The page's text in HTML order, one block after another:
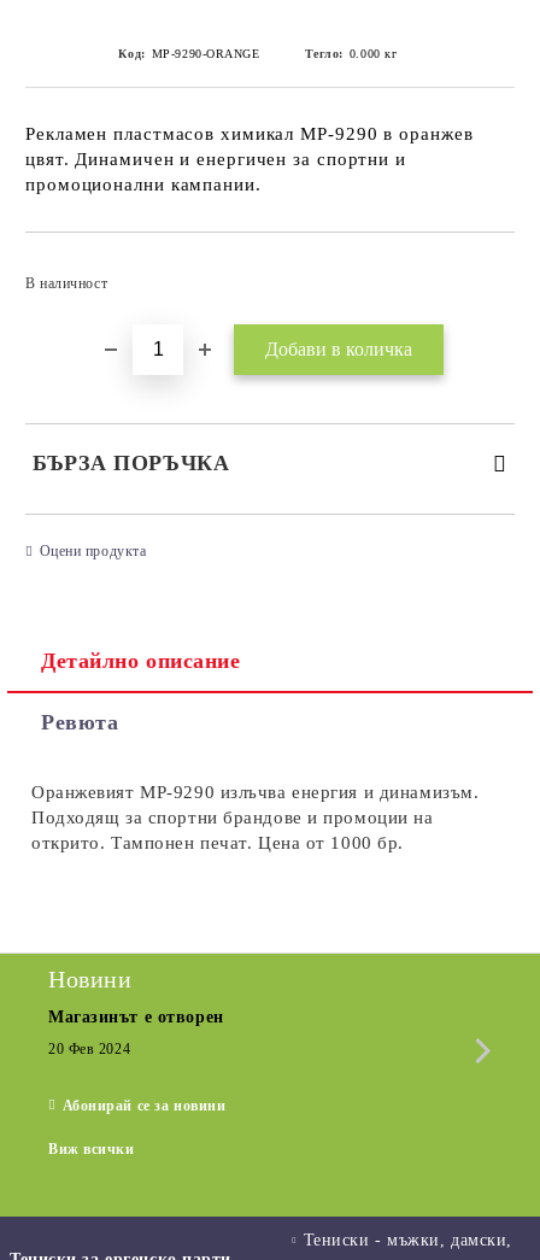
Код: MP-9290-ORANGE Тегло: 0.000 кг
Рекламен пластмасов химикал MP-9290 в оранжев
цвят. Динамичен и енергичен за спортни и
промоционални кампании.
В наличност
БЪРЗА ПОРЪЧКА
Оцени продукта
Детайлно описание
Ревюта
Оранжевият MP-9290 излъчва енергия и динамизъм.
Подходящ за спортни брандове и промоции на
открито. Тампонен печат. Цена от 1000 бр.
Новини
Магазинът е отворен
20 Фев 2024
Абонирай се за новини
Виж всички
Тениски - мъжки, дамски,